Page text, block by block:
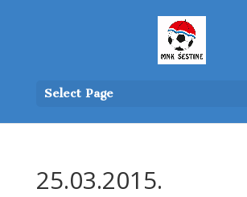
Select Page
25.03.2015.